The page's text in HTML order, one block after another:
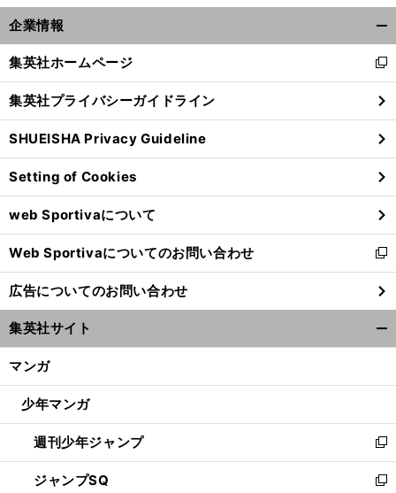
企業情報
閉
る
集英社ホームページ
新
し
い
ウ
ィ
ン
ド
ウ
で
開
く
集英社プライバシーガイドライン
SHUEISHA Privacy Guideline
Setting of Cookies
web Sportivaについて
Web Sportivaについてのお問い合わせ
新
し
い
ウ
ィ
ン
ウ
開
く
広告についてのお問い合わせ
集英社サイト
マンガ
少年マンガ
週刊少年ジャンプ
新
し
い
ジャンプSQ
新